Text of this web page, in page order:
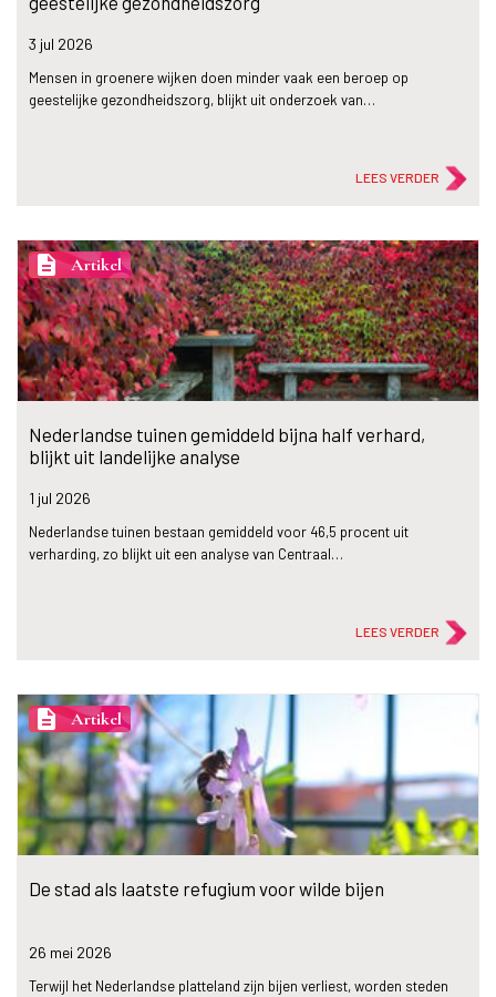
3 jul 2026
Mensen in groenere wijken doen minder vaak een beroep op
geestelijke gezondheidszorg, blijkt uit onderzoek van…
LEES VERDER
description Artikel
Nederlandse tuinen gemiddeld bijna half verhard,
blijkt uit landelijke analyse
1 jul 2026
Nederlandse tuinen bestaan gemiddeld voor 46,5 procent uit
verharding, zo blijkt uit een analyse van Centraal…
LEES VERDER
description Artikel
De stad als laatste refugium voor wilde bijen
26 mei 2026
Terwijl het Nederlandse platteland zijn bijen verliest, worden steden